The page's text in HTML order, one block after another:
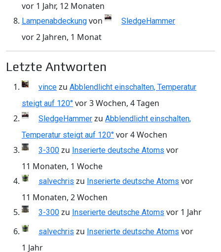
vor 1 Jahr, 12 Monaten
Lampenabdeckung von SledgeHammer
vor 2 Jahren, 1 Monat
Letzte Antworten
vince zu Abblendlicht einschalten, Temperatur
steigt auf 120° vor 3 Wochen, 4 Tagen
SledgeHammer zu Abblendlicht einschalten,
Temperatur steigt auf 120° vor 4 Wochen
3-300 zu Inserierte deutsche Atoms vor
11 Monaten, 1 Woche
salvechris zu Inserierte deutsche Atoms vor
11 Monaten, 2 Wochen
3-300 zu Inserierte deutsche Atoms vor 1 Jahr
salvechris zu Inserierte deutsche Atoms vor
1 Jahr